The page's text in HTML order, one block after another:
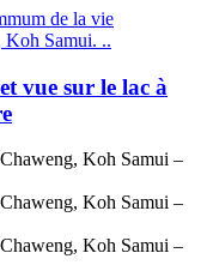
de la vie
Koh Samui. ..
vue sur le lac à